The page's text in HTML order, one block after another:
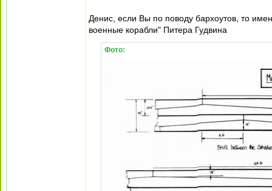
Денис, если Вы по поводу бархоутов, то
военные корабли" Питера Гудвина
Фото: